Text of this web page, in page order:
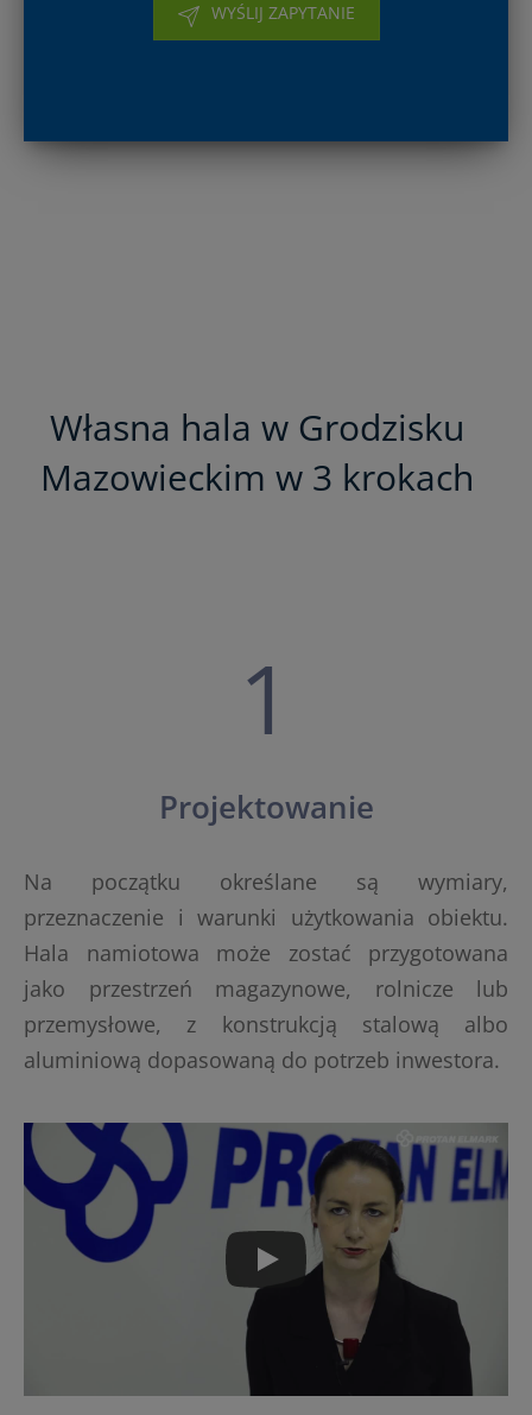
WYŚLIJ ZAPYTANIE
Własna hala w Grodzisku
Mazowieckim w 3 krokach
1
Projektowanie
Na początku określane są wymiary,
przeznaczenie i warunki użytkowania obiektu.
Hala namiotowa może zostać przygotowana
jako przestrzeń magazynowe, rolnicze lub
przemysłowe, z konstrukcją stalową albo
aluminiową dopasowaną do potrzeb inwestora.